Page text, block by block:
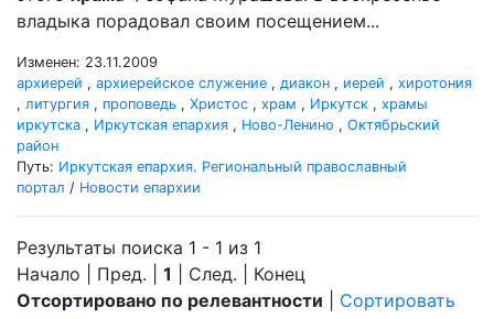
владыка порадовал своим посещением...
Изменен: 23.11.2009
архиерей , архиерейское служение , диакон , иерей , хиротония
, литургия , проповедь , Христос , храм , Иркутск , храмы
иркутска , Иркутская епархия , Ново-Ленино , Октябрьский
район
Путь: Иркутская епархия. Региональный православный
портал / Новости епархии
Результаты поиска 1 - 1 из 1
Начало | Пред. | 1 | След. | Конец
Отсортировано по релевантности
Сортировать